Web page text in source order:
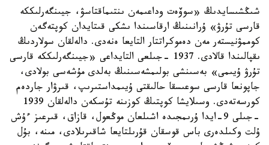
شىڭشىسايدىڭ «سوۆەت وداعىمەن ىنتىماقتاسۋ، جيىنگەرلىككە
قارسى تۇرۋ» ۇرانىنىڭ ارقاسىندا ىشكى قىتايدان كوپتەگەن
كوممۋنيستەر مەن دەموكراتتار التايعا ەنەدى. دالەلقان سولاردىڭ
ىقپالىندا قالادى. 1937 -جىلعى التايداعى «جيىنگەرلىككە قارسى
تۇرۋ ۇيىمى» بەسىنشى بولىمشەسىنىڭ بەلدى مۇشەسى بولادى،
جاپونعا قارسى سوعىسقا حالىقتى ۇيىمداستىرىپ، قىرۋار جاردەم
كورسەتەدى. وسىلايشا كوپتىڭ كوزىنە تۇسكەن دالەلقان 1939
-جىلى 9-ايدا ۇرىمجىدە اشىلعان موڭعول، قازاق، قىرعىز ءۇش
ۇلت وكىلدەرى باس قوسقان قۇرىلتايعا شاقىرىلادى، مىنە، بۇل